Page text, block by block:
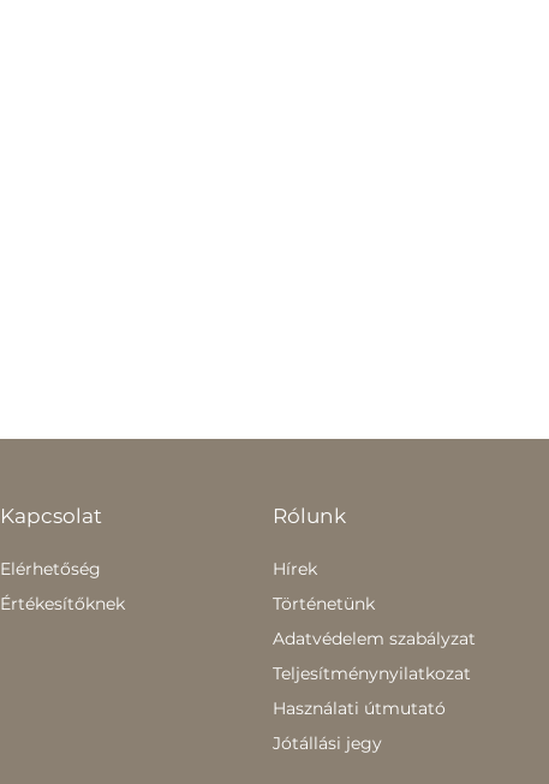
Kapcsolat
Elérhetőség
Értékesítőknek
Rólunk
Hírek
Történetünk
Adatvédelem szabályzat
Teljesítménynyilatkozat
Használati útmutató
Jótállási jegy